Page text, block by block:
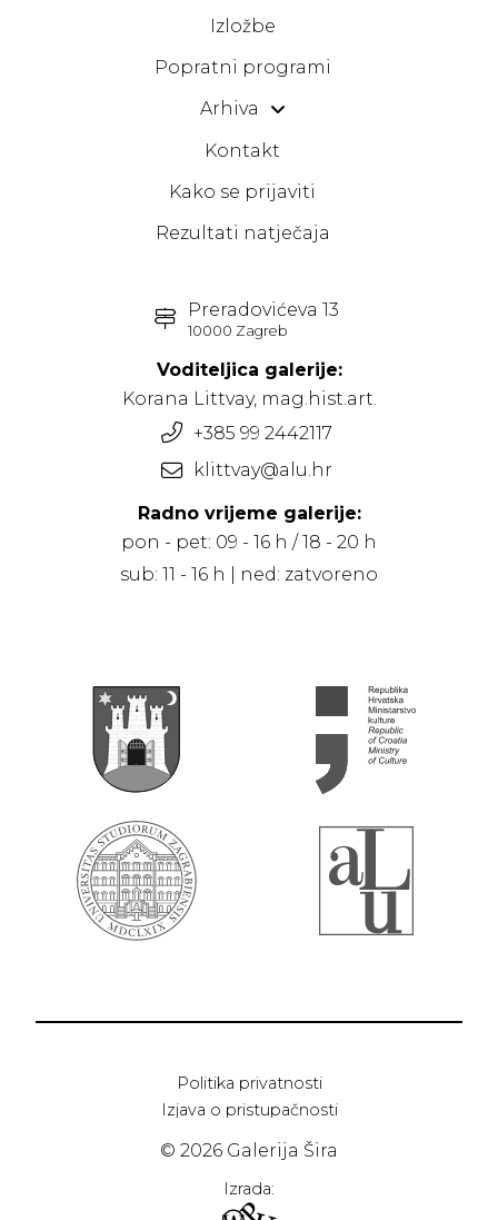
Izložbe
Popratni programi
Arhiva
Kontakt
Kako se prijaviti
Rezultati natječaja
Preradovićeva 13
10000 Zagreb
Voditeljica galerije:
Korana Littvay, mag.hist.art.
+385 99 2442117
klittvay@alu.hr
Radno vrijeme galerije:
pon - pet: 09 - 16 h / 18 - 20 h
sub: 11 - 16 h | ned: zatvoreno
Politika privatnosti
Izjava o pristupačnosti
© 2026 Galerija Šira
Izrada: